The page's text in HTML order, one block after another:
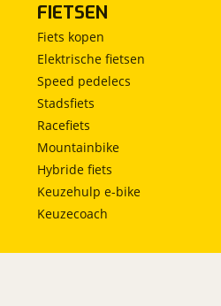
FIETSEN
Fiets kopen
Elektrische fietsen
Speed pedelecs
Stadsfiets
Racefiets
Mountainbike
Hybride fiets
Keuzehulp e-bike
Keuzecoach